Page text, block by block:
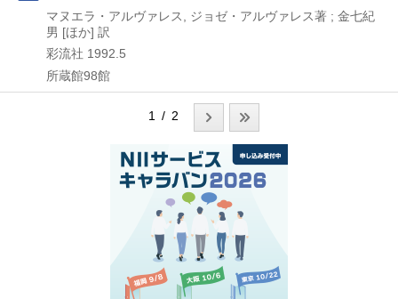
マヌエラ・アルヴァレス, ジョゼ・アルヴァレス著 ; 金七紀
男 [ほか] 訳
彩流社 1992.5
所蔵館98館
1 / 2